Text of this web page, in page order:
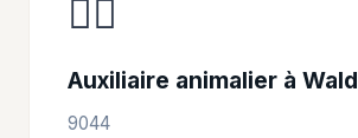
👩‍⚕️
Auxiliaire animalier à Wald
9044